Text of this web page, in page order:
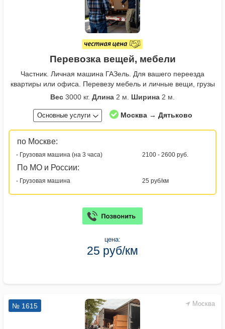
Перевозка вещей, мебели
Частник. Личная машина ГАЗель. Для вашего переезда
квартиры или офиса. Перевезу мебель и личные вещи, грузы
Вес 3000 кг. Длина 2 м. Ширина 2 м.
Основные услуги Москва → Дятьково
по Москве:
- Грузовая машина (на 3 часа) 2100 - 2600 руб.
По МО и России:
- Грузовая машина 25 руб/км
цена:
25 руб/км
Москва
№ 1615